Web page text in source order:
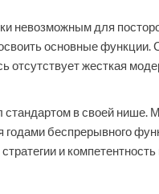
невозможным для
основные функции.
отсутствует жесткая
стандартом в своей нише.
беспрерывного
и